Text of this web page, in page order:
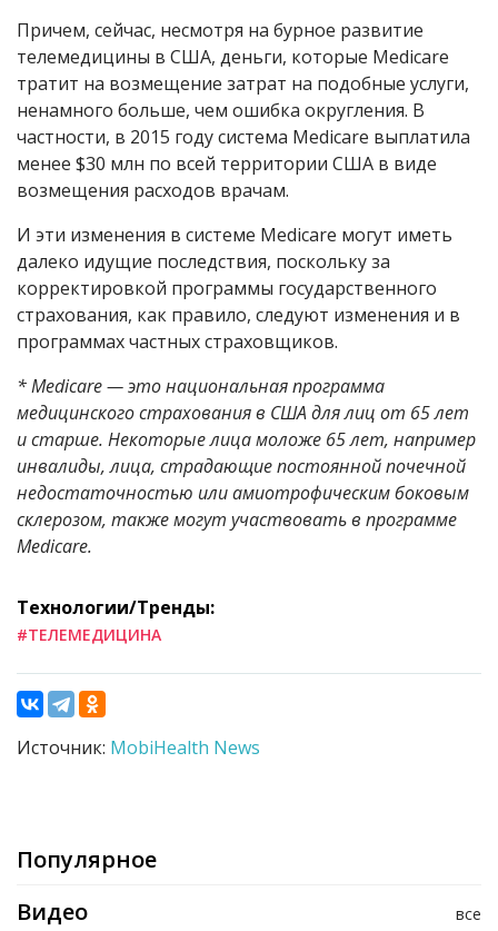
Причем, сейчас, несмотря на бурное развитие
телемедицины в США, деньги, которые Medicare
тратит на возмещение затрат на подобные услуги,
ненамного больше, чем ошибка округления. В
частности, в 2015 году система Medicare выплатила
менее $30 млн по всей территории США в виде
возмещения расходов врачам.
И эти изменения в системе Medicare могут иметь
далеко идущие последствия, поскольку за
корректировкой программы государственного
страхования, как правило, следуют изменения и в
программах частных страховщиков.
* Medicare — это национальная программа
медицинского страхования в США для лиц от 65 лет
и старше. Некоторые лица моложе 65 лет, например
инвалиды, лица, страдающие постоянной почечной
недостаточностью или амиотрофическим боковым
склерозом, также могут участвовать в программе
Medicare.
Технологии/Тренды:
#ТЕЛЕМЕДИЦИНА
Источник: MobiHealth News
Популярное
все
Видео